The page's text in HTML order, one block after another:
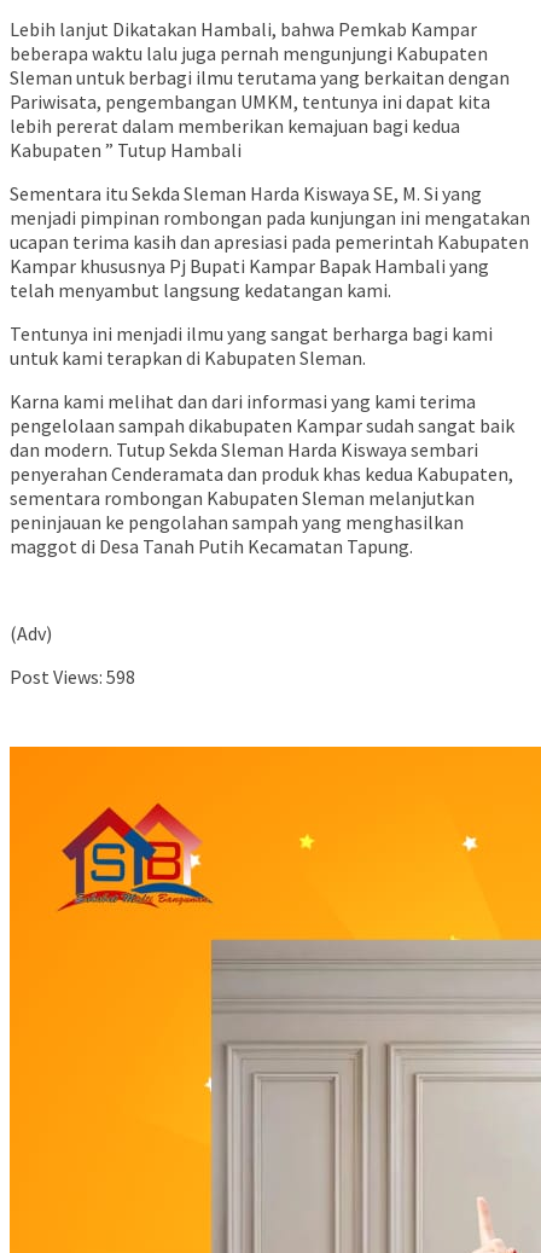
Lebih lanjut Dikatakan Hambali, bahwa Pemkab Kampar
beberapa waktu lalu juga pernah mengunjungi Kabupaten
Sleman untuk berbagi ilmu terutama yang berkaitan dengan
Pariwisata, pengembangan UMKM, tentunya ini dapat kita
lebih pererat dalam memberikan kemajuan bagi kedua
Kabupaten ” Tutup Hambali
Sementara itu Sekda Sleman Harda Kiswaya SE, M. Si yang
menjadi pimpinan rombongan pada kunjungan ini mengatakan
ucapan terima kasih dan apresiasi pada pemerintah Kabupaten
Kampar khususnya Pj Bupati Kampar Bapak Hambali yang
telah menyambut langsung kedatangan kami.
Tentunya ini menjadi ilmu yang sangat berharga bagi kami
untuk kami terapkan di Kabupaten Sleman.
Karna kami melihat dan dari informasi yang kami terima
pengelolaan sampah dikabupaten Kampar sudah sangat baik
dan modern. Tutup Sekda Sleman Harda Kiswaya sembari
penyerahan Cenderamata dan produk khas kedua Kabupaten,
sementara rombongan Kabupaten Sleman melanjutkan
peninjauan ke pengolahan sampah yang menghasilkan
maggot di Desa Tanah Putih Kecamatan Tapung.
(Adv)
Post Views: 598